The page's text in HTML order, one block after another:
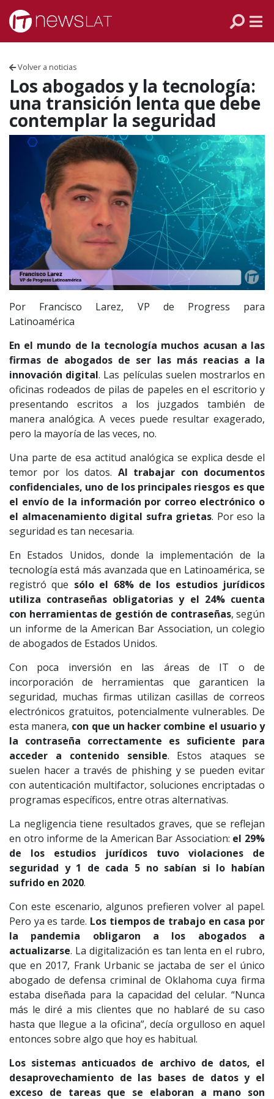
Skip to content
Volver a noticias
Los abogados y la tecnología:
una transición lenta que debe
contemplar la seguridad
Por Francisco Larez, VP de Progress para
Latinoamérica
En el mundo de la tecnología muchos acusan a las
firmas de abogados de ser las más reacias a la
innovación digital. Las películas suelen mostrarlos en
oficinas rodeados de pilas de papeles en el escritorio y
presentando escritos a los juzgados también de
manera analógica. A veces puede resultar exagerado,
pero la mayoría de las veces, no.
Una parte de esa actitud analógica se explica desde el
temor por los datos. Al trabajar con documentos
confidenciales, uno de los principales riesgos es que
el envío de la información por correo electrónico o
el almacenamiento digital sufra grietas. Por eso la
seguridad es tan necesaria.
En Estados Unidos, donde la implementación de la
tecnología está más avanzada que en Latinoamérica, se
registró que sólo el 68% de los estudios jurídicos
utiliza contraseñas obligatorias y el 24% cuenta
con herramientas de gestión de contraseñas, según
un informe de la American Bar Association, un colegio
de abogados de Estados Unidos.
Con poca inversión en las áreas de IT o de
incorporación de herramientas que garanticen la
seguridad, muchas firmas utilizan casillas de correos
electrónicos gratuitos, potencialmente vulnerables. De
esta manera, con que un hacker combine el usuario y
la contraseña correctamente es suficiente para
acceder a contenido sensible. Estos ataques se
suelen hacer a través de phishing y se pueden evitar
con autenticación multifactor, soluciones encriptadas o
programas específicos, entre otras alternativas.
La negligencia tiene resultados graves, que se reflejan
en otro informe de la American Bar Association: el 29%
de los estudios jurídicos tuvo violaciones de
seguridad y 1 de cada 5 no sabían si lo habían
sufrido en 2020.
Con este escenario, algunos prefieren volver al papel.
Pero ya es tarde. Los tiempos de trabajo en casa por
la pandemia obligaron a los abogados a
actualizarse. La digitalización es tan lenta en el rubro,
que en 2017, Frank Urbanic se jactaba de ser el único
abogado de defensa criminal de Oklahoma cuya firma
estaba diseñada para la capacidad del celular. “Nunca
más le diré a mis clientes que no hablaré de su caso
hasta que llegue a la oficina”, decía orgulloso en aquel
entonces sobre algo que hoy es habitual.
Los sistemas anticuados de archivo de datos, el
desaprovechamiento de las bases de datos y el
exceso de tareas que se elaboran a mano son
VENEZUELA
ECUADOR
PERÚ
CHILE
ARGENTINA
MÉXICO